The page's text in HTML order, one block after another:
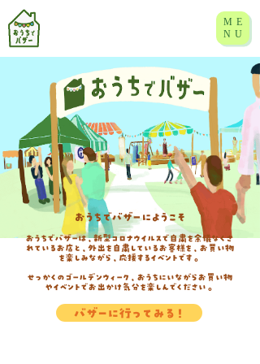
ME
NU
おうちでバザーにようこそ
おうちでバザーは、新型コロナウイルスで自粛を余儀なくさ
れているお店と、外出を自粛しているお客様を、お買い物
を楽しみながら、応援するイベントです。
せっかくのゴールデンウィーク、おうちにいながらお買い物
やイベントでお出かけ気分を楽しんでください。
バザーに行ってみる！